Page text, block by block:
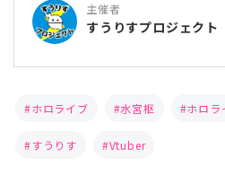
主催者
すうりすプロジェクト
ホロライブ 水宮枢 ホロラ
すうりす Vtuber